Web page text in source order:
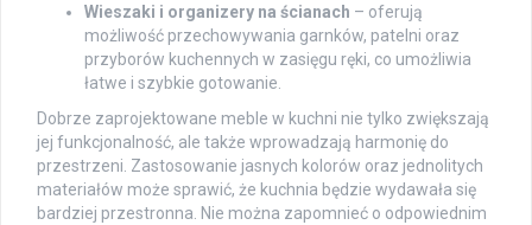
Wieszaki i organizery na ścianach – oferują
możliwość przechowywania garnków, patelni oraz
przyborów kuchennych w zasięgu ręki, co umożliwia
łatwe i szybkie gotowanie.
Dobrze zaprojektowane meble w kuchni nie tylko zwiększają
jej funkcjonalność, ale także wprowadzają harmonię do
przestrzeni. Zastosowanie jasnych kolorów oraz jednolitych
materiałów może sprawić, że kuchnia będzie wydawała się
bardziej przestronna. Nie można zapomnieć o odpowiednim